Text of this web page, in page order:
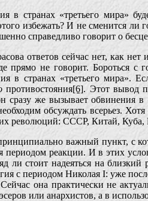
в странах «третьего мира»
избежать? И не сменится ли
справедливо говорит о
ответов сейчас нет, как
прямо не говорит. Бороться
в странах «третьего мира».
противостояния[6]. Этот вывод
сразу же вызывает обвинения
обсуждать всерьез.
революций: СССР, Китай, Куба,
важный пункт, с
периодом реакции. И в этих
ли стоит надеяться на
с периодом Николая I: уже
она практически не
или анархистов, а в